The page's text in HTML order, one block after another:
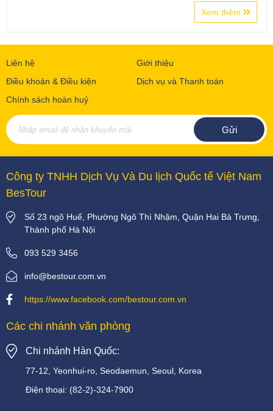
Xem thêm
Liên hệ
Giới thiệu
Điều khoản & Điều kiện
Dịch vụ và Thanh toán
Chính sách hoàn huỷ
Công ty TNHH Dịch Vụ Và Du lịch Quốc tế Việt Nam
BesTour
Số 23 ngõ Huế, Phường Ngô Thì Nhậm, Quận Hai Bà Trưng,
Thành phố Hà Nội
093 529 3456
info@bestour.com.vn
https://www.facebook.com/bestour.com.vn
Các chi nhánh văn phòng
Chi nhánh Hàn Quốc:
77-12, Yeonhui-ro, Seodaemun, Seoul, Korea
Điện thoại: (82-2)-324-7900